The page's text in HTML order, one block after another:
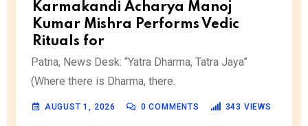
Karmakandi Acharya Manoj
Kumar Mishra Performs Vedic
Rituals for
Patna, News Desk: “Yatra Dharma, Tatra Jaya”
(Where there is Dharma, there.
AUGUST 1, 2026 0 COMMENTS 343 VIEWS